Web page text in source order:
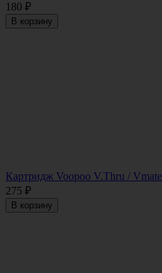
180 ₽
В корзину
Картридж Voopoo V.Thru /
275 ₽
В корзину